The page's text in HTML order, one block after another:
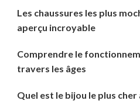
Les chaussures les plus
aperçu incroyable
Comprendre le
travers les âges
Quel est le bijou le plus cher